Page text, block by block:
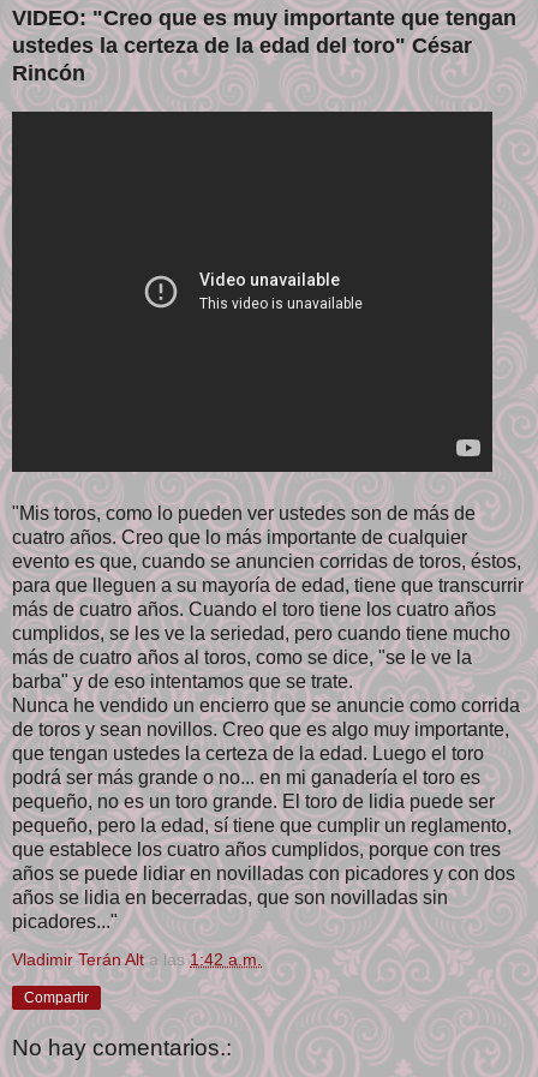
VIDEO: "Creo que es muy importante que tengan
ustedes la certeza de la edad del toro" César
Rincón
"Mis toros, como lo pueden ver ustedes son de más de
cuatro años. Creo que lo más importante de cualquier
evento es que, cuando se anuncien corridas de toros, éstos,
para que lleguen a su mayoría de edad, tiene que transcurrir
más de cuatro años. Cuando el toro tiene los cuatro años
cumplidos, se les ve la seriedad, pero cuando tiene mucho
más de cuatro años al toros, como se dice, "se le ve la
barba" y de eso intentamos que se trate.
Nunca he vendido un encierro que se anuncie como corrida
de toros y sean novillos. Creo que es algo muy importante,
que tengan ustedes la certeza de la edad. Luego el toro
podrá ser más grande o no... en mi ganadería el toro es
pequeño, no es un toro grande. El toro de lidia puede ser
pequeño, pero la edad, sí tiene que cumplir un reglamento,
que establece los cuatro años cumplidos, porque con tres
años se puede lidiar en novilladas con picadores y con dos
años se lidia en becerradas, que son novilladas sin
picadores..."
Vladimir Terán Alt a las1:42 a.m.
Compartir
No hay comentarios.: